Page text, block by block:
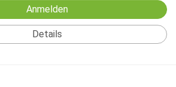
Anmelden
Details